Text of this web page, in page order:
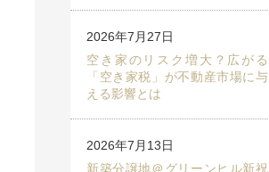
2026年7月27日
空き家のリスク増大？広がる
「空き家税」が不動産市場に与
える影響とは
2026年7月13日
新築分譲地＠グリーンヒル新祝